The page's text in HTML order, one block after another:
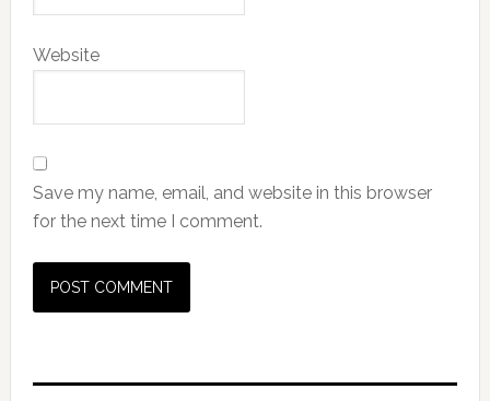
Website
Save my name, email, and website in this browser
for the next time I comment.